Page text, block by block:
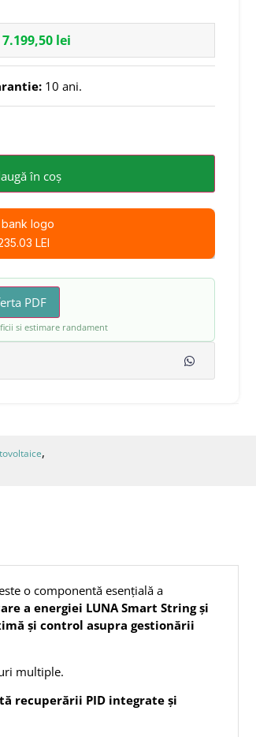
7.199,50 lei
10 ani.
în coș
LEI
PDF
si estimare randament
,
o componentă esențială a
a energiei LUNA Smart String și
și control asupra gestionării
multiple.
recuperării PID integrate și